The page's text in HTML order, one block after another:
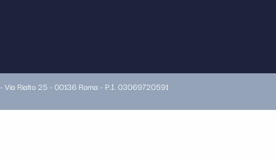
Via Rialto 25 - 00136 Roma - P.I. 03069720591